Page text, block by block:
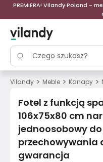
PREMIERA! Vilandy Poland -
Vilandy > Meble > Kanapy >
Fotel z funkcją
106x75x80 cm
jednoosobowy
przechowywania
gwarancja